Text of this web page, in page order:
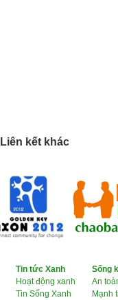
Liên kết khác
Tin tức Xanh
Hoạt động xanh
Tin Sống Xanh
Sống
An
Mạnh